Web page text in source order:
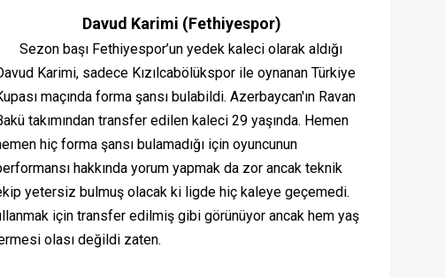
Davud Karimi (Fethiyespor)
Sezon başı Fethiyespor’un yedek kaleci olarak aldığı
Karimi, sadece Kızılcabölükspor ile oynanan Türkiye
maçında forma şansı bulabildi. Azerbaycan'ın Ravan
takımından transfer edilen kaleci 29 yaşında. Hemen
hiç forma şansı bulamadığı için oyuncunun
hakkında yorum yapmak da zor ancak teknik
yetersiz bulmuş olacak ki ligde hiç kaleye geçemedi.
için transfer edilmiş gibi görünüyor ancak hem yaş
olası değildi zaten.